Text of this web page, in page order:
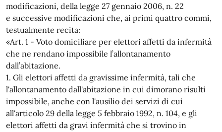
modificazioni, della legge 27 gennaio 2006, n. 22
e successive modificazioni che, ai primi quattro commi,
testualmente recita:
«Art. 1 - Voto domiciliare per elettori affetti da infermità
che ne rendano impossibile l’allontanamento
dall’abitazione.
1. Gli elettori affetti da gravissime infermità, tali che
l'allontanamento dall'abitazione in cui dimorano risulti
impossibile, anche con l'ausilio dei servizi di cui
all'articolo 29 della legge 5 febbraio 1992, n. 104, e gli
elettori affetti da gravi infermità che si trovino in